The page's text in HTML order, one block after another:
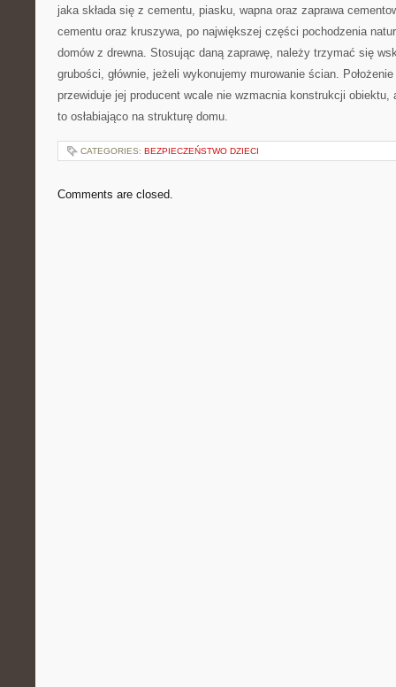
jaka składa się z cementu, piasku, wapna oraz zaprawa
cementu oraz kruszywa, po największej części pochodzenia
domów z drewna. Stosując daną zaprawę, należy trzymać się
grubości, głównie, jeżeli wykonujemy murowanie ścian.
przewiduje jej producent wcale nie wzmacnia konstrukcji obiektu,
to osłabiająco na strukturę domu.
CATEGORIES: BEZPIECZEŃSTWO DZIECI
Comments are closed.